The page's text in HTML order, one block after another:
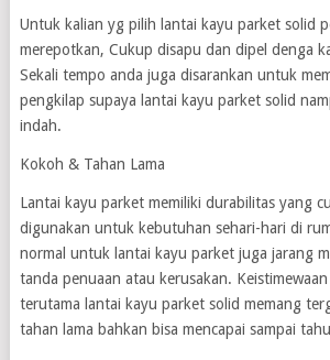
Untuk kalian yg pilih lantai kayu parket solid
merepotkan, Cukup disapu dan dipel denga
Sekali tempo anda juga disarankan untuk
pengkilap supaya lantai kayu parket solid
indah.
Kokoh & Tahan Lama
Lantai kayu parket memiliki durabilitas yang
digunakan untuk kebutuhan sehari-hari di
normal untuk lantai kayu parket juga jarang
tanda penuaan atau kerusakan.
terutama lantai kayu parket solid memang
tahan lama bahkan bisa mencapai sampai